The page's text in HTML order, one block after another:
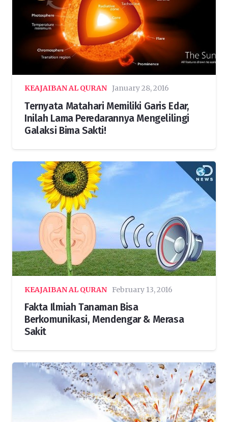
KEAJAIBAN AL QURAN January 28, 2016
Ternyata Matahari Memiliki Garis Edar,
Inilah Lama Peredarannya Mengelilingi
Galaksi Bima Sakti!
KEAJAIBAN AL QURAN February 13, 2016
Fakta Ilmiah Tanaman Bisa
Berkomunikasi, Mendengar & Merasa
Sakit